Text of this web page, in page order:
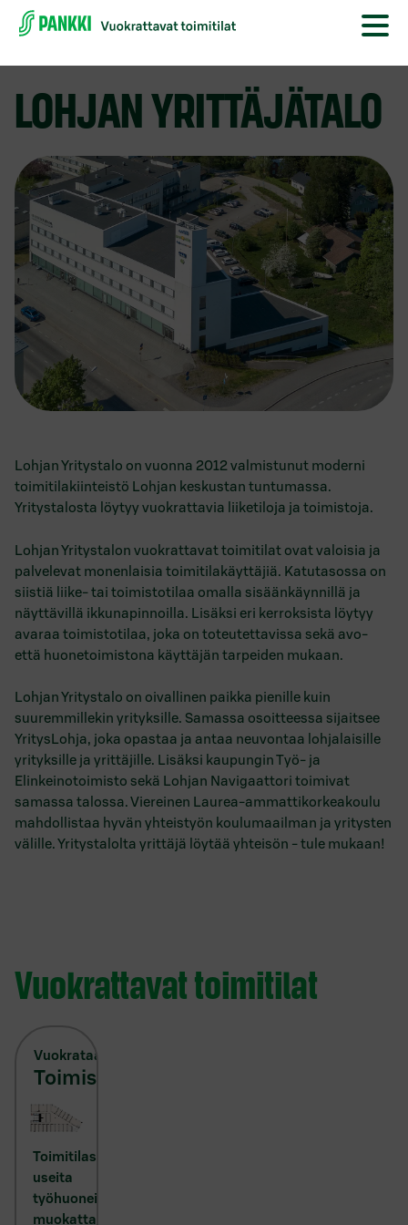
LOHJAN YRITTÄJÄTALO
Lohjan Yritystalo on vuonna 2012 valmistunut moderni
toimitilakiinteistö Lohjan keskustan tuntumassa.
Yritystalosta löytyy vuokrattavia liiketiloja ja toimistoja.
Lohjan Yritystalon vuokrattavat toimitilat ovat valoisia ja
palvelevat monenlaisia toimitilakäyttäjiä. Katutasossa on
siistiä liike- tai toimistotilaa omalla sisäänkäynnillä ja
näyttävillä ikkunapinnoilla. Lisäksi eri kerroksista löytyy
avaraa toimistotilaa, joka on toteutettavissa sekä avo-
että huonetoimistona käyttäjän tarpeiden mukaan.
Lohjan Yritystalo on oivallinen paikka pienille kuin
suuremmillekin yrityksille. Samassa osoitteessa sijaitsee
YritysLohja, joka opastaa ja antaa neuvontaa lohjalaisille
yrityksille ja yrittäjille. Lisäksi kaupungin Työ- ja
Elinkeinotoimisto sekä Lohjan Navigaattori toimivat
samassa talossa. Viereinen Laurea-ammattikorkeakoulu
mahdollistaa hyvän yhteistyön koulumaailman ja yritysten
välille. Yritystalolta yrittäjä löytää yhteisön - tule mukaan!
Vuokrattavat toimitilat
Vuokrataan
toimisto
Toimitilassa
useita
työhuoneita,
muokattavissa